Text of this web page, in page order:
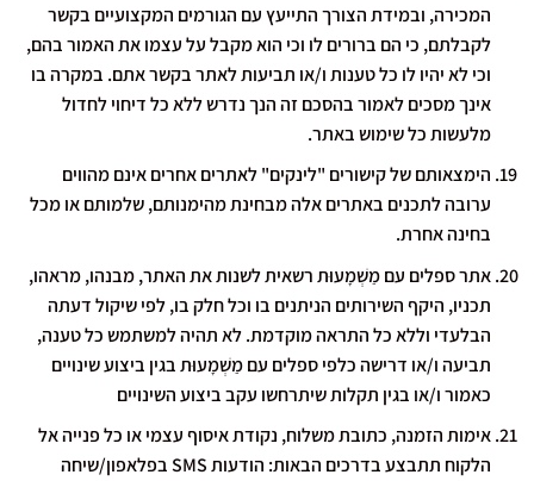
המכירה, ובמידת הצורך התייעץ עם הגורמים המקצועיים בקשר
לקבלתם, כי הם ברורים לו וכי הוא מקבל על עצמו את האמור בהם,
וכי לא יהיו לו כל טענות ו/או תביעות לאתר בקשר אתם. במקרה בו
אינך מסכים לאמור בהסכם זה הנך נדרש ללא כל דיחוי לחדול
מלעשות כל שימוש באתר.
הימצאותם של קישורים "לינקים" לאתרים אחרים אינם מהווים
ערובה לתכנים באתרים אלה מבחינת מהימנותם, שלמותם או מכל
בחינה אחרת.
אתר ספלים עם מַשְׁמָעוּת רשאית לשנות את האתר, מבנהו, מראהו,
תכניו, היקף השירותים הניתנים בו וכל חלק בו, לפי שיקול דעתה
הבלעדי וללא כל התראה מוקדמת. לא תהיה למשתמש כל טענה,
תביעה ו/או דרישה כלפי ספלים עם מַשְׁמָעוּת בגין ביצוע שינויים
כאמור ו/או בגין תקלות שיתרחשו עקב ביצוע השינויים
אימות הזמנה, כתובת משלוח, נקודת איסוף עצמי או כל פנייה אל
הלקוח תתבצע בדרכים הבאות: הודעות SMS בפלאפון/שיחה